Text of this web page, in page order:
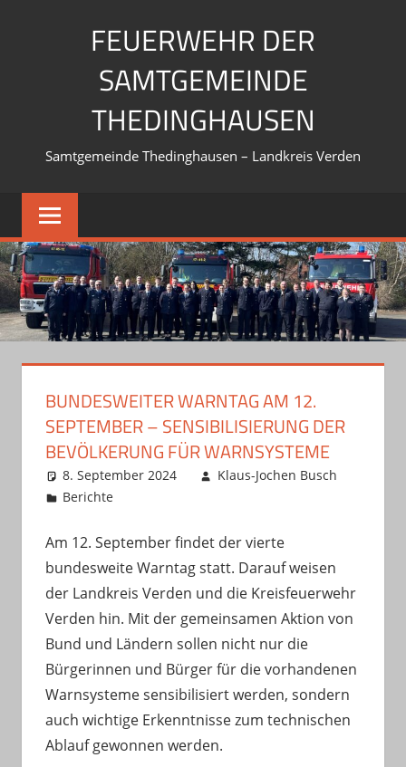
FEUERWEHR DER
SAMTGEMEINDE
THEDINGHAUSEN
Samtgemeinde Thedinghausen – Landkreis Verden
BUNDESWEITER WARNTAG AM 12.
SEPTEMBER – SENSIBILISIERUNG DER
BEVÖLKERUNG FÜR WARNSYSTEME
8. September 2024
Klaus-Jochen Busch
Berichte
Am 12. September findet der vierte
bundesweite Warntag statt. Darauf weisen
der Landkreis Verden und die Kreisfeuerwehr
Verden hin. Mit der gemeinsamen Aktion von
Bund und Ländern sollen nicht nur die
Bürgerinnen und Bürger für die vorhandenen
Warnsysteme sensibilisiert werden, sondern
auch wichtige Erkenntnisse zum technischen
Ablauf gewonnen werden.